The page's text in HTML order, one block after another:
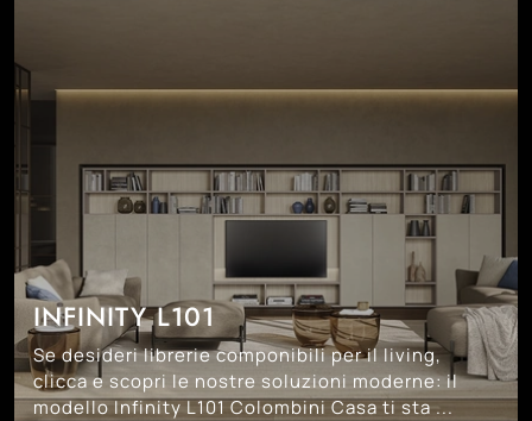
INFINITY L101
Se desideri librerie componibili per il living,
clicca e scopri le nostre soluzioni moderne: il
modello Infinity L101 Colombini Casa ti sta ...